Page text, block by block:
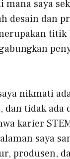
mana saya
desain dan
titik
nikmati
tidak ada
karier
saya
produsen,